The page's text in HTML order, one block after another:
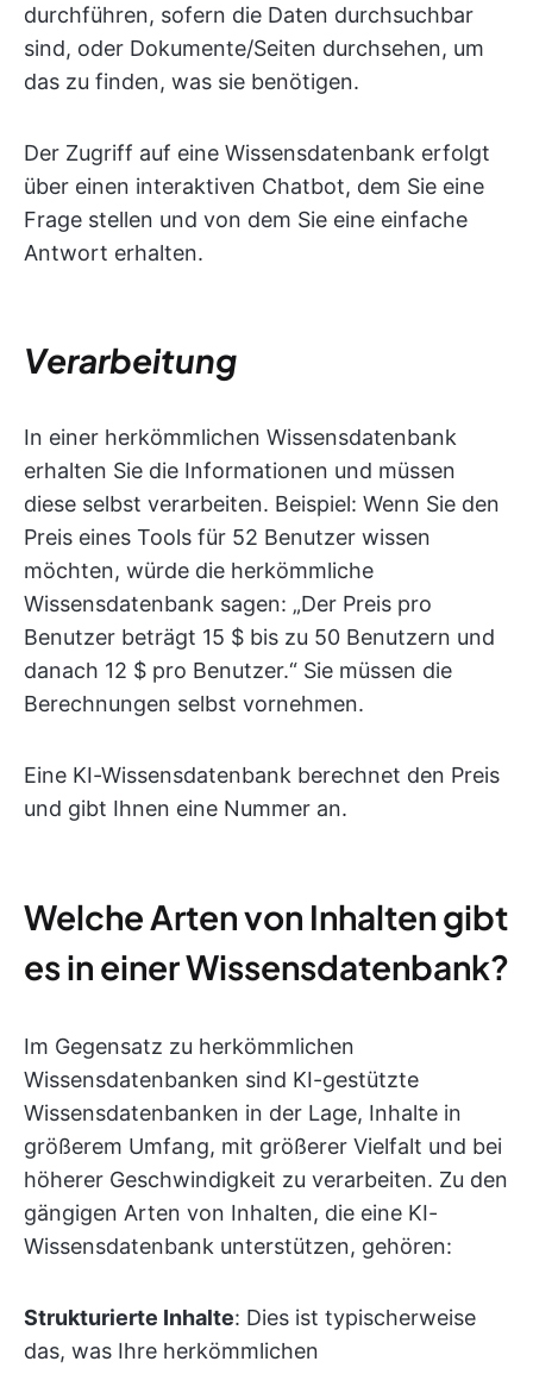
durchführen, sofern die Daten durchsuchbar
sind, oder Dokumente/Seiten durchsehen, um
das zu finden, was sie benötigen.
Der Zugriff auf eine Wissensdatenbank erfolgt
über einen interaktiven Chatbot, dem Sie eine
Frage stellen und von dem Sie eine einfache
Antwort erhalten.
Verarbeitung
In einer herkömmlichen Wissensdatenbank
erhalten Sie die Informationen und müssen
diese selbst verarbeiten. Beispiel: Wenn Sie den
Preis eines Tools für 52 Benutzer wissen
möchten, würde die herkömmliche
Wissensdatenbank sagen: „Der Preis pro
Benutzer beträgt 15 $ bis zu 50 Benutzern und
danach 12 $ pro Benutzer.“ Sie müssen die
Berechnungen selbst vornehmen.
Eine KI-Wissensdatenbank berechnet den Preis
und gibt Ihnen eine Nummer an.
Welche Arten von Inhalten gibt
es in einer Wissensdatenbank?
Im Gegensatz zu herkömmlichen
Wissensdatenbanken sind KI-gestützte
Wissensdatenbanken in der Lage, Inhalte in
größerem Umfang, mit größerer Vielfalt und bei
höherer Geschwindigkeit zu verarbeiten. Zu den
gängigen Arten von Inhalten, die eine KI-
Wissensdatenbank unterstützen, gehören:
Strukturierte Inhalte: Dies ist typischerweise
das, was Ihre herkömmlichen